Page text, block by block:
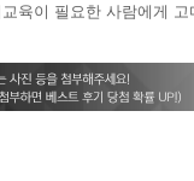
육이 필요한 사람에게